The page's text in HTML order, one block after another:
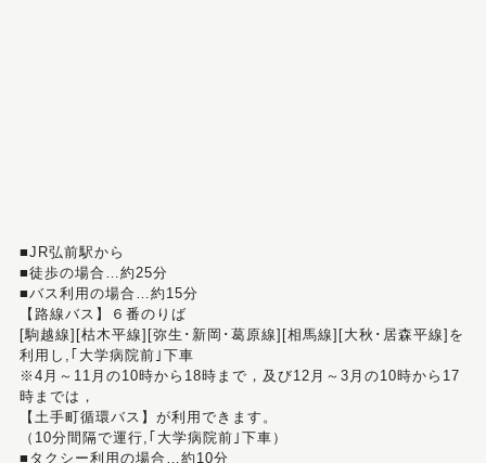
■JR弘前駅から
■徒歩の場合…約25分
■バス利用の場合…約15分
【路線バス】６番のりば
[駒越線][枯木平線][弥生･新岡･葛原線][相馬線][大秋･居森平線]を
利用し,｢大学病院前｣下車
※4月～11月の10時から18時まで，及び12月～3月の10時から17
時までは，
【土手町循環バス】が利用できます。
（10分間隔で運行,｢大学病院前｣下車）
■タクシー利用の場合…約10分